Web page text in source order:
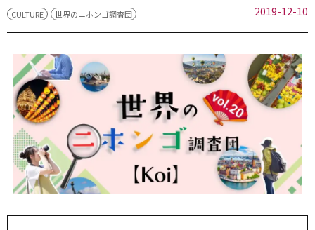
CULTURE 世界のニホンゴ調査団 2019-12-10